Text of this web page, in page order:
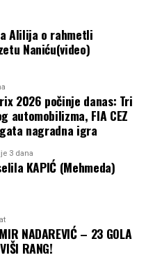
godine, kao i
biti održan na tri
Share
Alilija o rahmetli
Naniću(video)
2026 počinje danas: Tri
automobilizma, FIA CEZ
nagradna igra
3 dana
KAPIĆ (Mehmeda)
NADAREVIĆ – 23 GOLA
RANG!